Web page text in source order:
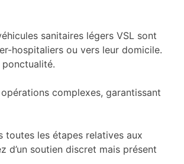
sanitaires légers VSL sont
hospitaliers ou vers leur domicile.
complexes, garantissant
toutes les étapes relatives aux
d’un soutien discret mais présent